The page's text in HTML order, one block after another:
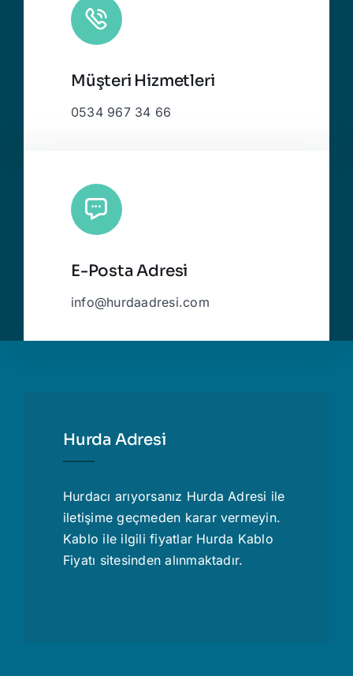
Müşteri Hizmetleri
0534 967 34 66
E-Posta Adresi
info@hurdaadresi.com
Hurda Adresi
Hurdacı arıyorsanız Hurda Adresi ile
iletişime geçmeden karar vermeyin.
Kablo ile ilgili fiyatlar Hurda Kablo
Fiyatı sitesinden alınmaktadır.